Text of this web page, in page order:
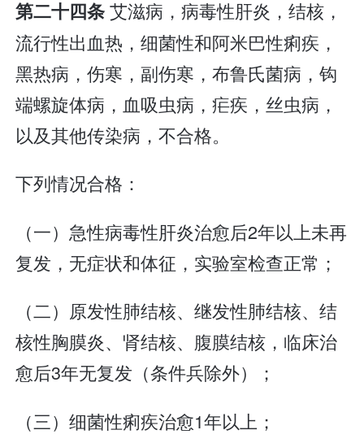
第二十四条艾滋病，病毒性肝炎，结核，
流行性出血热，细菌性和阿米巴性痢疾，
黑热病，伤寒，副伤寒，布鲁氏菌病，钩
端螺旋体病，血吸虫病，疟疾，丝虫病，
以及其他传染病，不合格。
下列情况合格：
（一）急性病毒性肝炎治愈后2年以上未再
复发，无症状和体征，实验室检查正常；
（二）原发性肺结核、继发性肺结核、结
核性胸膜炎、肾结核、腹膜结核，临床治
愈后3年无复发（条件兵除外）；
（三）细菌性痢疾治愈1年以上；